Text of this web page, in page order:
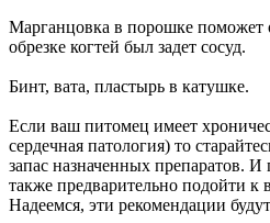
Марганцовка в порошке поможет
обрезке когтей был задет сосуд.
Бинт, вата, пластырь в катушке.
Если ваш питомец имеет
сердечная патология) то
запас назначенных препаратов.
также предварительно подойти к
Надеемся, эти рекомендации